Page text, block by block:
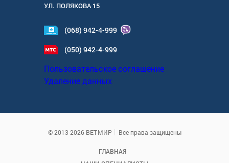
УЛ. ПОЛЯКОВА 15
(068) 942-4-999
(050) 942-4-999
Пользовательское соглашение
Удаление данных
© 2013-2026 ВЕТ-МИР Все права защищены
ГЛАВНАЯ